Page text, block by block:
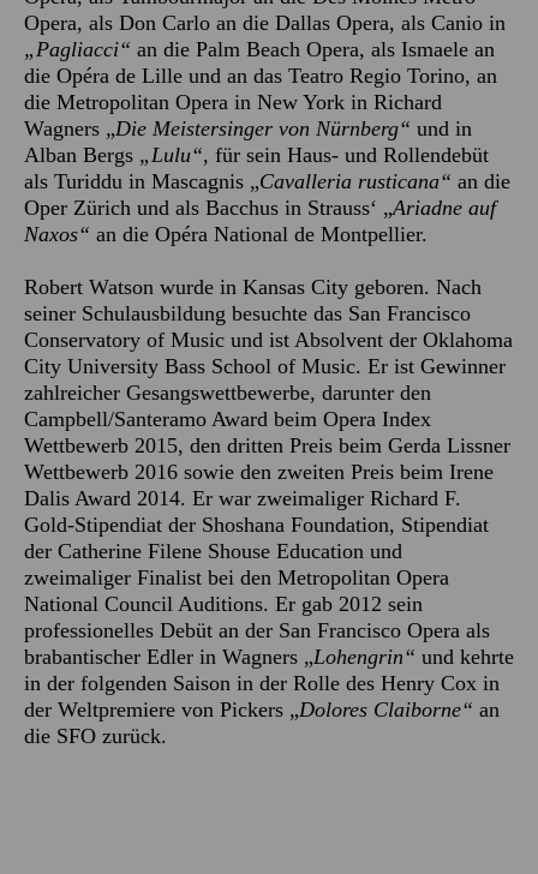
Opera, als Don Carlo an die Dallas Opera, als Canio in
„Pagliacci“ an die Palm Beach Opera, als Ismaele an
die Opéra de Lille und an das Teatro Regio Torino, an
die Metropolitan Opera in New York in Richard
Wagners „Die Meistersinger von Nürnberg“ und in
Alban Bergs „Lulu“, für sein Haus- und Rollendebüt
als Turiddu in Mascagnis „Cavalleria rusticana“ an die
Oper Zürich und als Bacchus in Strauss‘ „Ariadne auf
Naxos“ an die Opéra National de Montpellier.
Robert Watson wurde in Kansas City geboren. Nach
seiner Schulausbildung besuchte das San Francisco
Conservatory of Music und ist Absolvent der Oklahoma
City University Bass School of Music. Er ist Gewinner
zahlreicher Gesangswettbewerbe, darunter den
Campbell/Santeramo Award beim Opera Index
Wettbewerb 2015, den dritten Preis beim Gerda Lissner
Wettbewerb 2016 sowie den zweiten Preis beim Irene
Dalis Award 2014. Er war zweimaliger Richard F.
Gold-Stipendiat der Shoshana Foundation, Stipendiat
der Catherine Filene Shouse Education und
zweimaliger Finalist bei den Metropolitan Opera
National Council Auditions. Er gab 2012 sein
professionelles Debüt an der San Francisco Opera als
brabantischer Edler in Wagners „Lohengrin“ und kehrte
in der folgenden Saison in der Rolle des Henry Cox in
der Weltpremiere von Pickers „Dolores Claiborne“ an
die SFO zurück.